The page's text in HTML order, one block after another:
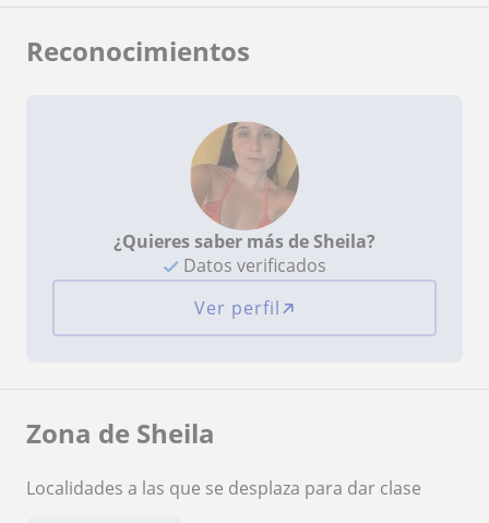
Reconocimientos
¿Quieres saber más de Sheila?
Datos verificados
Ver perfil
Zona de Sheila
Localidades a las que se desplaza para dar clase